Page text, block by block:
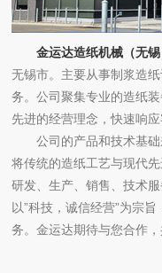
金运达造纸机械（无
无锡市。主要从事制浆造
务。公司聚集专业的造纸
先进的经营理念，快速响
公司的产品和技术基
将传统的造纸工艺与现代
研发、生产、销售、技术
以”科技，诚信经营”为宗
务。金运达期待与您合作，